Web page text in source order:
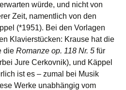
würde, und nicht von
Zeit, namentlich von den
(*1951). Bei den Vorlagen
Klavierstücken: Krause hat die
die Romanze op. 118 Nr. 5 für
Jure Cerkovnik), und Käppel
ist es – zumal bei Musik
Werke unabhängig vom